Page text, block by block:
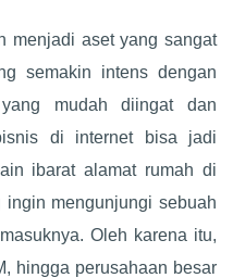
menjadi aset yang sangat
semakin intens dengan
mudah diingat dan
di internet bisa jadi
ibarat alamat rumah di
mengunjungi sebuah
Oleh karena itu,
hingga perusahaan besar